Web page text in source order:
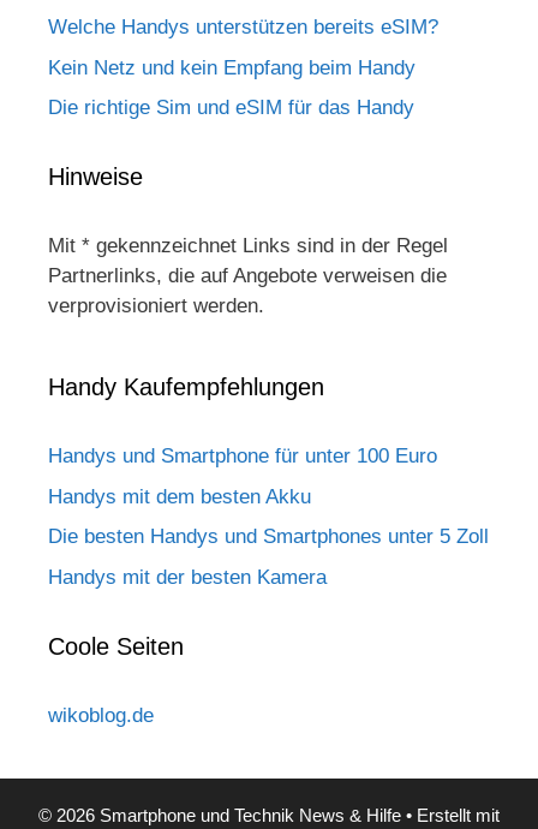
Welche Handys unterstützen bereits eSIM?
Kein Netz und kein Empfang beim Handy
Die richtige Sim und eSIM für das Handy
Hinweise
Mit * gekennzeichnet Links sind in der Regel
Partnerlinks, die auf Angebote verweisen die
verprovisioniert werden.
Handy Kaufempfehlungen
Handys und Smartphone für unter 100 Euro
Handys mit dem besten Akku
Die besten Handys und Smartphones unter 5 Zoll
Handys mit der besten Kamera
Coole Seiten
wikoblog.de
© 2026 Smartphone und Technik News & Hilfe • Erstellt mit